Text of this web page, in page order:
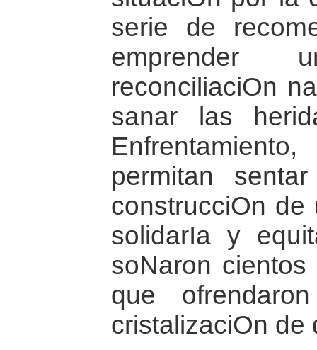
serie de
emprender
reconciliaciOn
sanar las
permitan
construcciOn de
solidarIa y
soNaron
que
cristalizaciOn de